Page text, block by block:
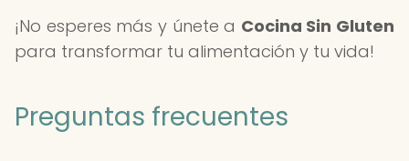
¡No esperes más y únete a Cocina Sin Gluten
para transformar tu alimentación y tu vida!
Preguntas frecuentes